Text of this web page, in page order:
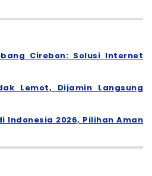
Cirebon: Solusi Internet
Lemot, Dijamin Langsung
Indonesia 2026, Pilihan Aman